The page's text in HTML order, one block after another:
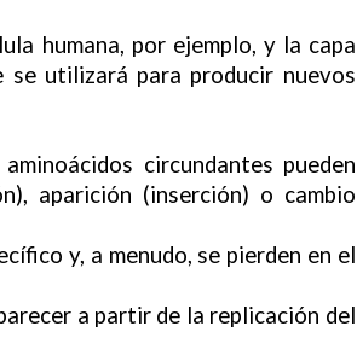
humana, por ejemplo, y la capa
se utilizará para producir nuevos
circundantes pueden
aparición (inserción) o cambio
y, a menudo, se pierden en el
a partir de la replicación del